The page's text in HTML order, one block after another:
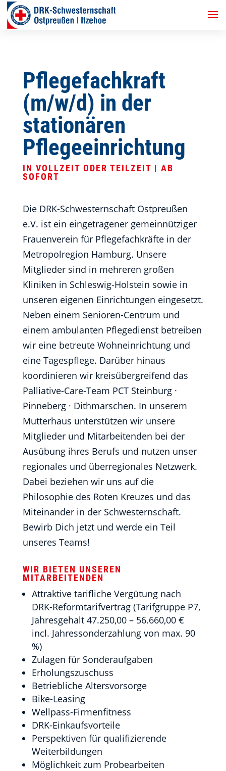
Pflegefachkraft
(m/w/d) in der
stationären
Pflegeeinrichtung
IN VOLLZEIT ODER TEILZEIT | AB
SOFORT
Die DRK-Schwesternschaft Ostpreußen
e.V. ist ein eingetragener gemeinnütziger
Frauenverein für Pflegefachkräfte in der
Metropolregion Hamburg. Unsere
Mitglieder sind in mehreren großen
Kliniken in Schleswig-Holstein sowie in
unseren eigenen Einrichtungen eingesetzt.
Neben einem Senioren-Centrum und
einem ambulanten Pflegedienst betreiben
wir eine betreute Wohneinrichtung und
eine Tagespflege. Darüber hinaus
koordinieren wir kreisübergreifend das
Palliative-Care-Team PCT Steinburg ·
Pinneberg · Dithmarschen. In unserem
Mutterhaus unterstützen wir unsere
Mitglieder und Mitarbeitenden bei der
Ausübung ihres Berufs und nutzen unser
regionales und überregionales Netzwerk.
Dabei beziehen wir uns auf die
Philosophie des Roten Kreuzes und das
Miteinander in der Schwesternschaft.
Bewirb Dich jetzt und werde ein Teil
unseres Teams!
WIR BIETEN UNSEREN
MITARBEITENDEN
Attraktive tarifliche Vergütung nach
DRK-Reformtarifvertrag (Tarifgruppe P7,
Jahresgehalt 47.250,00 – 56.660,00 €
incl. Jahressonderzahlung von max. 90
%)
Zulagen für Sonderaufgaben
Erholungszuschuss
Betriebliche Altersvorsorge
Bike-Leasing
Wellpass-Firmenfitness
DRK-Einkaufsvorteile
Perspektiven für qualifizierende
Weiterbildungen
Möglichkeit zum Probearbeiten